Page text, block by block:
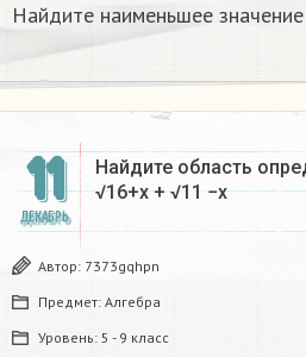
Найдите наименьшее
11
ДЕКАБРЬ
Найдите область
√16+х + √11 −х
Автор: 7373gqhpn
Предмет: Алгебра
Уровень: 5 - 9 класс